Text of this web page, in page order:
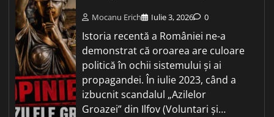
Mocanu Erich Iulie 3, 2026 0
Istoria recentă a României ne-a
demonstrat că oroarea are culoare
politică în ochii sistemului și ai
propagandei. În iulie 2023, când a
izbucnit scandalul „Azilelor
Groazei” din Ilfov (Voluntari și…